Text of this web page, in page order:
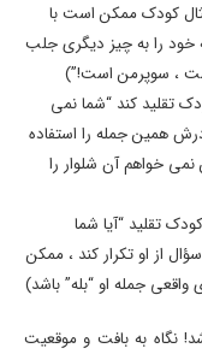
کودک ممکن است با
خود را به چیز دیگری جلب
، سوپرمن است!”)
تقلید کند “شما نمی
همین جمله را استفاده
خواهم آن شلوار را
تقلید “آیا شما
از او تکرار کند ، ممکن
جمله او “بله” باشد)
نگاه به بافت و موقعیت